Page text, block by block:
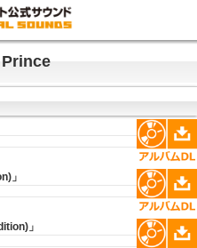
」
」